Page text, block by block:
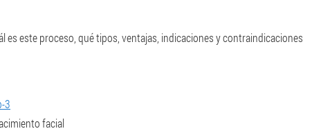
es este proceso, qué tipos, ventajas, indicaciones y contraindicaciones
3
facial